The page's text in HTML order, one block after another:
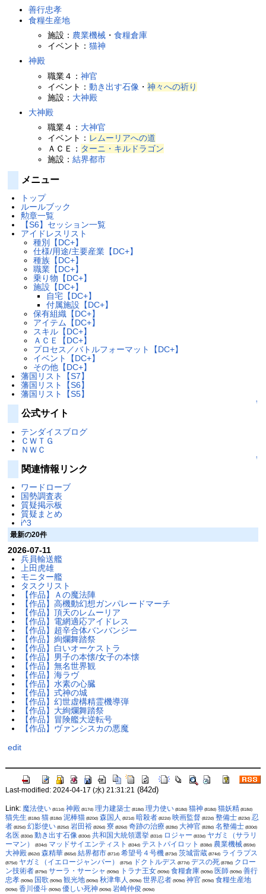
善行忠孝
食糧生産地
施設： 農業機械 ・食糧倉庫
イベント：猫神
神殿
職業４：神官
イベント：動き出す石像 ・神々への祈り
施設： 大神殿
大神殿
職業４： 大神官
イベント： レムーリアへの道
ＡＣＥ： ターニ・キルドラゴン
施設：結界都市
メニュー
トップ
ルールブック
勲章一覧
【S6】セッション一覧
アイドレスリスト
種別【DC+】
仕様/用途/主要産業【DC+】
種族【DC+】
職業【DC+】
乗り物【DC+】
施設【DC+】
自宅【DC+】
付属施設【DC+】
保有組織【DC+】
アイテム【DC+】
スキル【DC+】
ＡＣＥ【DC+】
プロセス／バトルフォーマット【DC+】
イベント【DC+】
その他【DC+】
藩国リスト【S7】
藩国リスト【S6】
藩国リスト【S5】
↑
公式サイト
テンダイスブログ
ＣＷＴＧ
ＮＷＣ
↑
関連情報リンク
ワードローブ
国勢調査表
質疑掲示板
質疑まとめ
i^3
最新の20件
2026-07-11
兵員輸送艦
上田虎雄
モニター艦
タスクリスト
【作品】Ａの魔法陣
【作品】高機動幻想ガンパレードマーチ
【作品】頂天のレムーリア
【作品】電網適応アイドレス
【作品】超辛合体バンバンジー
【作品】絢爛舞踏祭
【作品】白いオーケストラ
【作品】男子の本懐/女子の本懐
【作品】無名世界観
【作品】海ラヴ
【作品】水素の心臓
【作品】式神の城
【作品】幻世虚構精霊機導弾
【作品】大絢爛舞踏祭
【作品】冒険艦大逆転号
【作品】ヴァンシスカの悪魔
edit
Last-modified: 2024-04-17 (水) 21:31:21 (842d)
Link: 魔法使い(811d) 神殿(817d) 理力建築士(818d) 理力使い(818d) 猫神 (818d) 猫妖精(818d)
猫先生 (818d) 猫 (818d) 泥棒猫 (820d) 森国人 (821d) 暗殺者(822d) 映画監督(822d) 整備士(823d) 忍
者(825d) 幻影使い(825d) 岩田裕(826d) 寮 (826d) 奇跡の治療 (828d) 大神官 (828d) 名整備士(830d)
名医 (830d) 動き出す石像 (830d) 共和国大統領選挙(831d) ロジャー (833d) ヤガミ（サラリ
ーマン）
(834d) マッドサイエンティスト (834d) テストパイロット (838d) 農業機械 (859d)
大神殿(862d) 森精華(865d) 結界都市 (871d) 希望号４号機(873d) 茨城雷蔵(874d) ライラプス
(875d) ヤガミ（イエロージャンパー） (875d) ドクトルデス (877d) デスの死(878d) クロー
ン技術者(879d) サーラ・サーシャ (909d) トラナ王女(909d) 食糧倉庫 (909d) 医師 (909d) 善行
忠孝(909d) 国歌 (909d) 観光地(909d) 秋津隼人 (909d) 世界忍者(909d) 神官 (909d) 食糧生産地
(909d) 香川優斗(909d) 優しい死神 (909d) 岩崎仲俊 (909d)